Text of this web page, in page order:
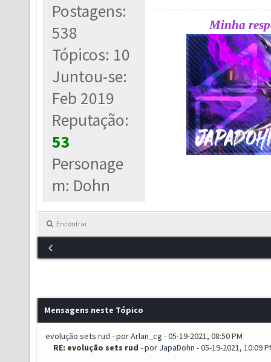
Postagens:
538
Tópicos: 10
Juntou-se:
Feb 2019
Reputação:
53
Personage
m: Dohn
Minha
Encontrar
Mensagens neste Tópico
evolução sets rud - porArlan_cg - 05-19-2021, 08:50 PM
RE: evolução sets rud - por JapaDohn - 05-19-2021, 10:09